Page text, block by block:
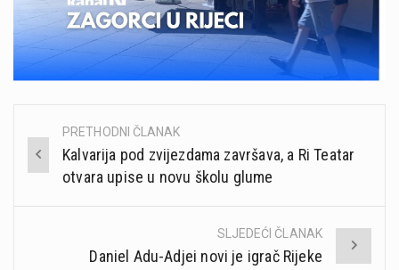
Post
navigation
PRETHODNI ČLANAK
Kalvarija pod zvijezdama završava, a Ri Teatar
otvara upise u novu školu glume
SLJEDEĆI ČLANAK
Daniel Adu-Adjei novi je igrač Rijeke